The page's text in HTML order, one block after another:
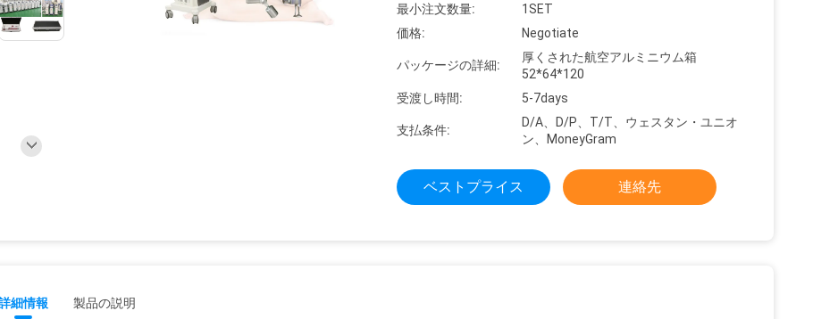
最小注文数量:
1SET
価格:
Negotiate
パッケージの詳細:
厚くされた航空アルミニウム箱
52*64*120
受渡し時間:
5-7days
支払条件:
D/A、D/P、T/T、ウェスタン・ユニオ
ン、MoneyGram
ベストプライス 連絡先
細情報 製品の説明